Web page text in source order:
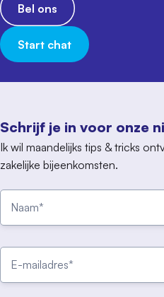
Schrijf je in voor onze
Ik wil maandelijks tips & tricks
zakelijke bijeenkomsten.
Bel ons
Start chat